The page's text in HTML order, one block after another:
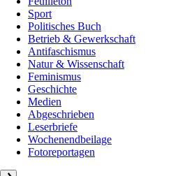
Sport
Politisches Buch
Betrieb & Gewerkschaft
Antifaschismus
Natur & Wissenschaft
Feminismus
Geschichte
Medien
Abgeschrieben
Leserbriefe
Wochenendbeilage
Fotoreportagen